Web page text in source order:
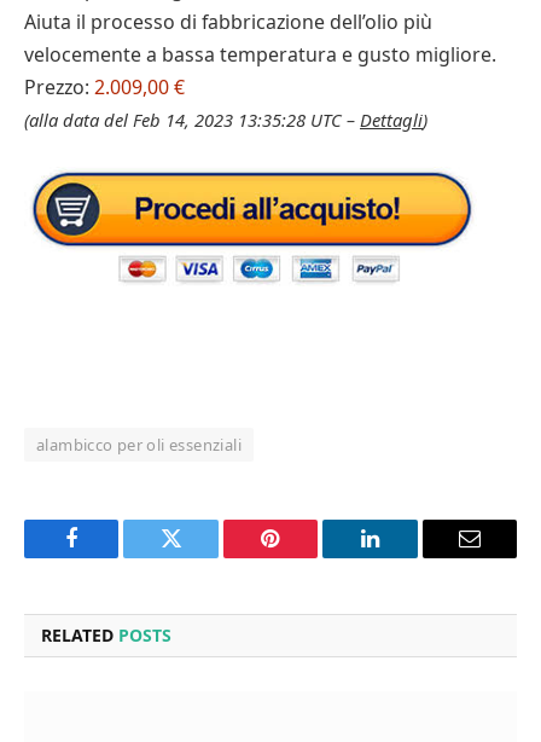
Aiuta il processo di fabbricazione dell’olio più
velocemente a bassa temperatura e gusto migliore.
Prezzo: 2.009,00 €
(alla data del Feb 14, 2023 13:35:28 UTC – Dettagli)
alambicco per oli essenziali
Facebook Twitter Pinterest LinkedIn Email
RELATED POSTS